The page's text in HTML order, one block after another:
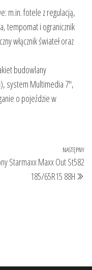
m.in. fotele z regulacją,
tempomat i ogranicznik
włącznik świateł oraz
budowlany
system Multimedia 7",
o pojeździe w
NASTĘPNY
Starmaxx Maxx Out St582
185/65R15 88H